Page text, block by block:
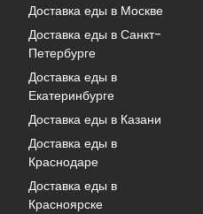
Доставка еды в Москве
Доставка еды в Санкт-
Петербурге
Доставка еды в
Екатеринбурге
Доставка еды в Казани
Доставка еды в
Краснодаре
Доставка еды в
Красноярске